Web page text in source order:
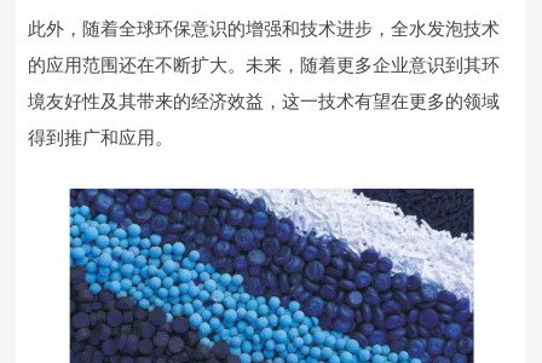
此外，随着全球环保意识的增强和技术进步，全水发泡技术
的应用范围还在不断扩大。未来，随着更多企业意识到其环
境友好性及其带来的经济效益，这一技术有望在更多的领域
得到推广和应用。